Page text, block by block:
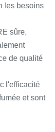
les besoins
sûre,
de qualité
l'efficacité
et sont